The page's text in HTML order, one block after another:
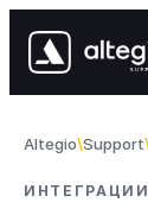
Altegio Support
ИНТЕГРАЦИИ